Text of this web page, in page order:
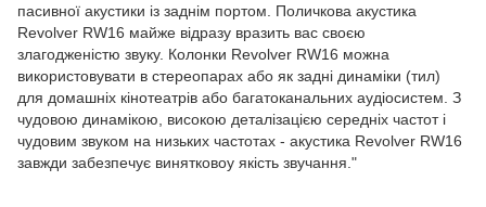
пасивної акустики із заднім портом. Поличкова акустика
Revolver RW16 майже відразу вразить вас своєю
злагодженістю звуку. Колонки Revolver RW16 можна
використовувати в стереопарах або як задні динаміки (тил)
для домашніх кінотеатрів або багатоканальних аудіосистем. З
чудовою динамікою, високою деталізацією середніх частот і
чудовим звуком на низьких частотах - акустика Revolver RW16
завжди забезпечує винятковоу якість звучання."